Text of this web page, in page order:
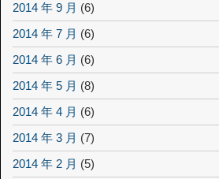
2014 年 9 月 (6)
2014 年 7 月 (6)
2014 年 6 月 (6)
2014 年 5 月 (8)
2014 年 4 月 (6)
2014 年 3 月 (7)
2014 年 2 月 (5)